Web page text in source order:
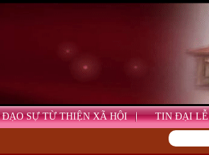
ĐẠO SỰ TỪ THIỆN XÃ HỘI TIN ĐẠI LỄ